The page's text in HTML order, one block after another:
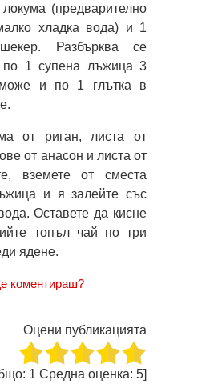
(предварително
хладка вода) и 1
Разбърква се
1 супена лъжица 3
и по 1 глътка в
от риган, листа от
от анасон и листа от
вземете от сместа
и я залейте със
Оставете да кисне
топъл чай по три
ядене.
коментираш?
Оцени публикацията
1 Средна оценка: 5]